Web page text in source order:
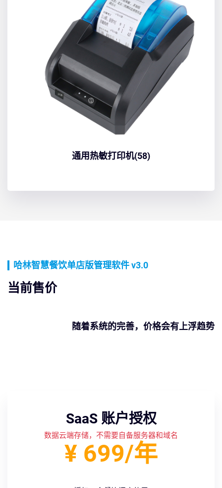
通用热敏打印机(58)
哈林智慧餐饮单店版管理软件 v3.0
当前售价
随着系统的完善，价格会有上浮趋势
SaaS 账户授权
数据云端存储，不需要自备服务器和域名
¥ 699/年